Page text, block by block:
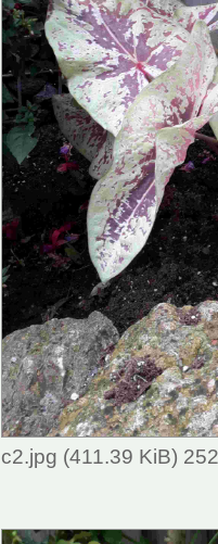
c2.jpg (411.39 KiB)